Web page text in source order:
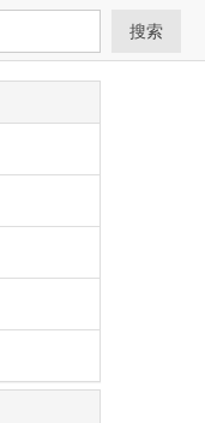
搜索